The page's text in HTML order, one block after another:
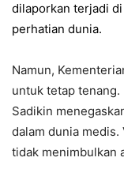
dilaporkan terjadi
perhatian dunia.
Namun,
untuk tetap tenang.
Sadikin
dalam dunia
tidak menimbulkan